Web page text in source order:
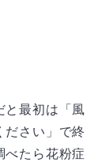
と最初は「風
ださい」で終
べたら花粉症